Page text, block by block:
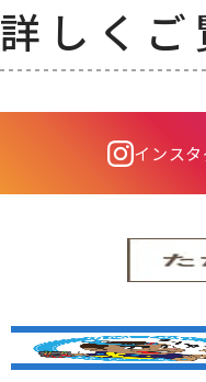
詳しく
インス